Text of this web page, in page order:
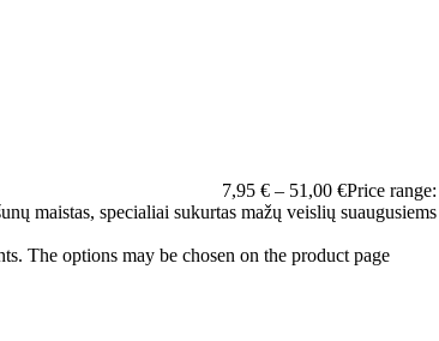
7,95 € – 51,00 €Price
maistas, specialiai sukurtas mažų veislių
The options may be chosen on the product page